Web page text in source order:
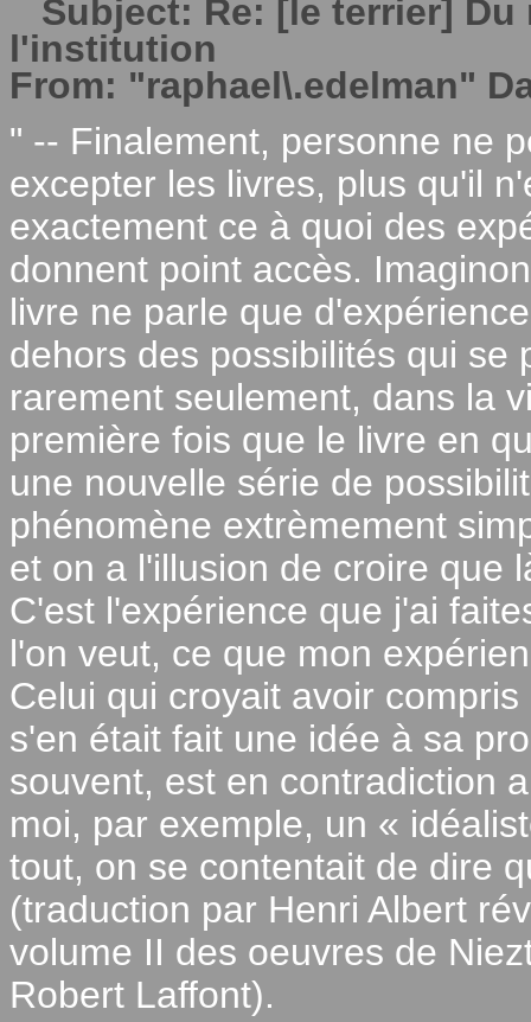
Subject: Re: [le terrier]
l'institution
From: "raphael\.edelman"
" -- Finalement, personne ne
excepter les livres, plus qu'il
exactement ce à quoi des
donnent point accès.
livre ne parle que
dehors des possibilités qui se
rarement seulement, dans la
première fois que le livre en
une nouvelle série de
phénomène extrèmement
et on a l'illusion de croire que
C'est l'expérience que j'ai
l'on veut, ce que mon
Celui qui croyait avoir
s'en était fait une idée à sa
souvent, est en contradiction
moi, par exemple, un «
tout, on se contentait de dire
(traduction par Henri Albert
volume II des oeuvres de
Robert Laffont).